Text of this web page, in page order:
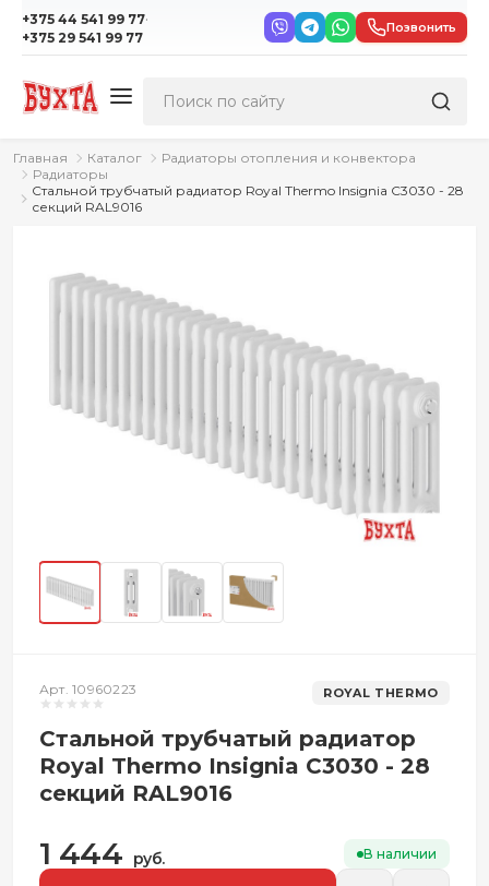
+375 44 541 99 77·
+375 29 541 99 77
Позвонить
Главная Каталог
Радиаторы отопления и конвектора
Радиаторы
Стальной трубчатый радиатор Royal Thermo Insignia C3030 - 28
секций RAL9016
Арт. 10960223 ROYAL THERMO
Стальной трубчатый радиатор
Royal Thermo Insignia C3030 - 28
секций RAL9016
1 444 руб. В наличии